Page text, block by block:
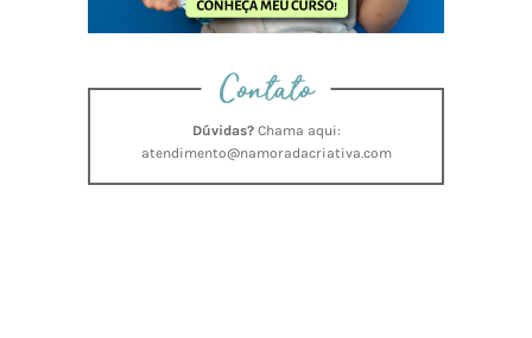
Contato
Dúvidas?Chama aqui:
atendimento@namoradacriativa.com